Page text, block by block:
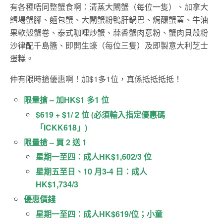
有各種唔同整蟹食啊：清蒸大閘蟹（每位一隻）、加拿大
鱈場蟹腳、麵包蟹、大閘蟹粉鴨肝鍋巴、焗釀蟹蓋、牛油
果軟殼蟹卷、泰式咖哩炒蟹、蒜香蟹肉意粉、蟹肉貝殼粉
沙律配千島醬、即開生蠔（每位三隻）及即製意大利芝士
蛋糕。
仲有限時搶優惠啊！加$1多1位，真係抵抵抵抵！
限量搶 – 加HK$1 多1 位
$619 + $1/ 2 位 (必須輸入指定優惠碼
「ICKK618」)
限量搶 – 買 2 送 1
星期一至四：成人HK$1,602/3 位
星期五至日、10 月3-4 日：成人
HK$1,734/3
優惠價錢
星期一至四：成人HK$619/位；小童